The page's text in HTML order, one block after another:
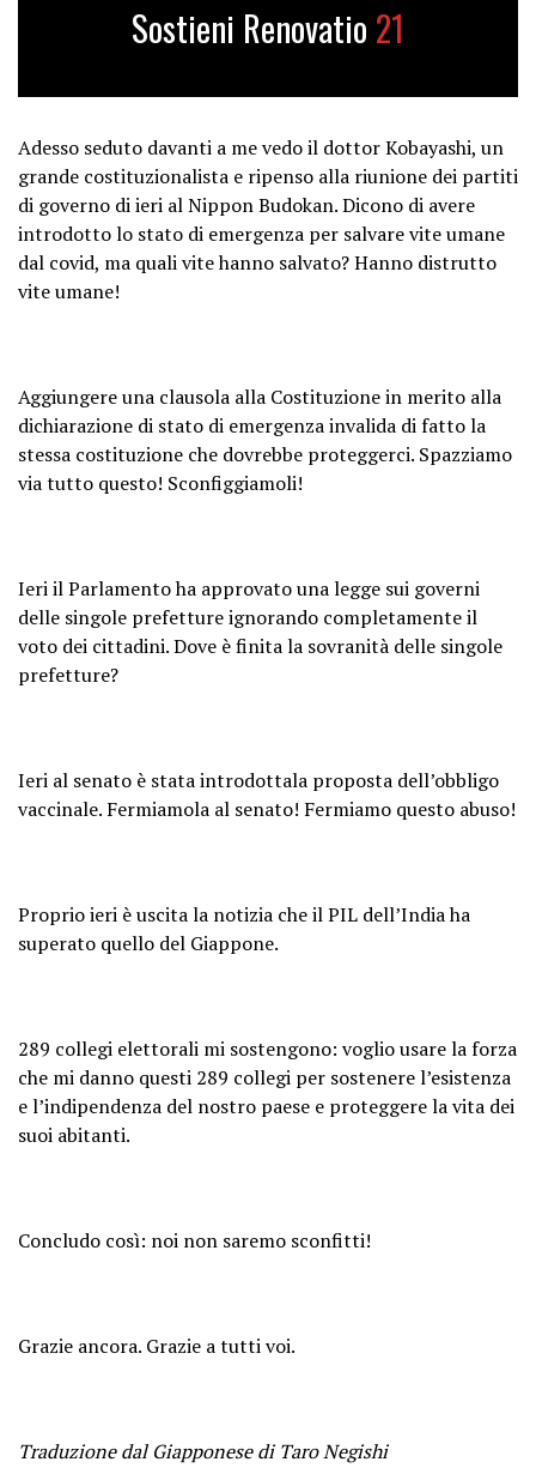
Sostieni Renovatio 21
Adesso seduto davanti a me vedo il dottor Kobayashi, un
grande costituzionalista e ripenso alla riunione dei partiti
di governo di ieri al Nippon Budokan. Dicono di avere
introdotto lo stato di emergenza per salvare vite umane
dal covid, ma quali vite hanno salvato? Hanno distrutto
vite umane!
Aggiungere una clausola alla Costituzione in merito alla
dichiarazione di stato di emergenza invalida di fatto la
stessa costituzione che dovrebbe proteggerci. Spazziamo
via tutto questo! Sconfiggiamoli!
Ieri il Parlamento ha approvato una legge sui governi
delle singole prefetture ignorando completamente il
voto dei cittadini. Dove è finita la sovranità delle singole
prefetture?
Ieri al senato è stata introdottala proposta dell’obbligo
vaccinale. Fermiamola al senato! Fermiamo questo abuso!
Proprio ieri è uscita la notizia che il PIL dell’India ha
superato quello del Giappone.
289 collegi elettorali mi sostengono: voglio usare la forza
che mi danno questi 289 collegi per sostenere l’esistenza
e l’indipendenza del nostro paese e proteggere la vita dei
suoi abitanti.
Concludo così: noi non saremo sconfitti!
Grazie ancora. Grazie a tutti voi.
Traduzione dal Giapponese di Taro Negishi